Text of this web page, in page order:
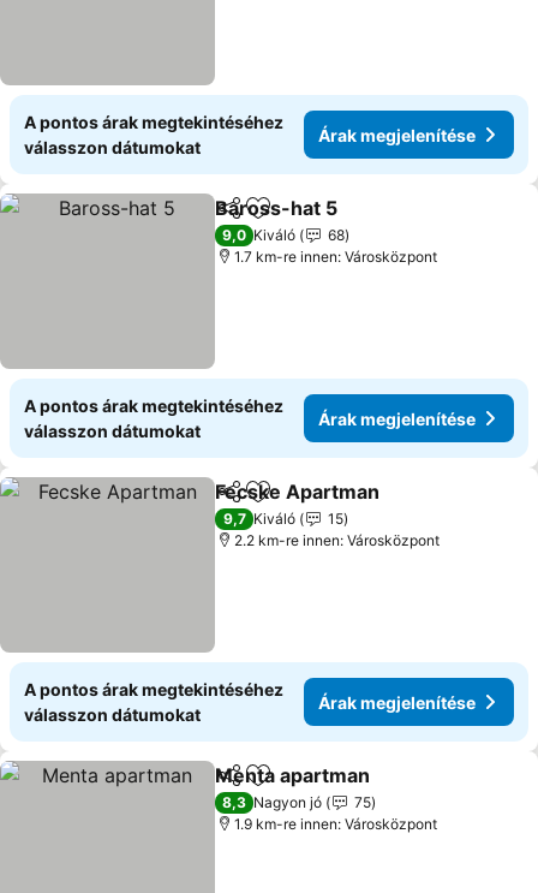
A pontos árak megtekintéséhez
válasszon dátumokat
Árak megjelenítése
Megosztás
Hozzáadás a kedvencekhez
Baross-hat 5
9,0 Kiváló
68
1.7 km-re innen: Városközpont
A pontos árak megtekintéséhez
válasszon dátumokat
Árak megjelenítése
Megosztás
Hozzáadás a kedvencekhez
Fecske Apartman
9,7 Kiváló
15
2.2 km-re innen: Városközpont
A pontos árak megtekintéséhez
válasszon dátumokat
Árak megjelenítése
Megosztás
Hozzáadás a kedvencekhez
Menta apartman
8,3 Nagyon jó
75
1.9 km-re innen: Városközpont